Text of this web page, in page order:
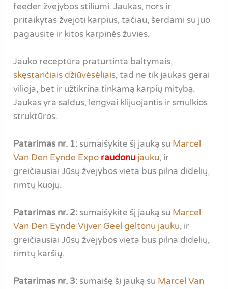
feeder žvejybos stiliumi. Jaukas, nors ir
pritaikytas žvejoti karpius, tačiau, šerdami su juo
pagausite ir kitos karpinės žuvies.
Jauko receptūra praturtinta baltymais,
skęstančiais džiūvėsėliais, tad ne tik jaukas gerai
vilioja, bet ir užtikrina tinkamą karpių mitybą.
Jaukas yra saldus, lengvai klijuojantis ir smulkios
struktūros.
Patarimas nr. 1: sumaišykite šį jauką su Marcel
Van Den Eynde Expo raudonu jauku, ir
greičiausiai Jūsų žvejybos vieta bus pilna didelių,
rimtų kuojų.
Patarimas nr. 2: sumaišykite šį jauką su Marcel
Van Den Eynde Vijver Geel geltonu jauku, ir
greičiausiai Jūsų žvejybos vieta bus pilna didelių,
rimtų karšių.
Patarimas nr. 3: sumaišę šį jauką su Marcel Van